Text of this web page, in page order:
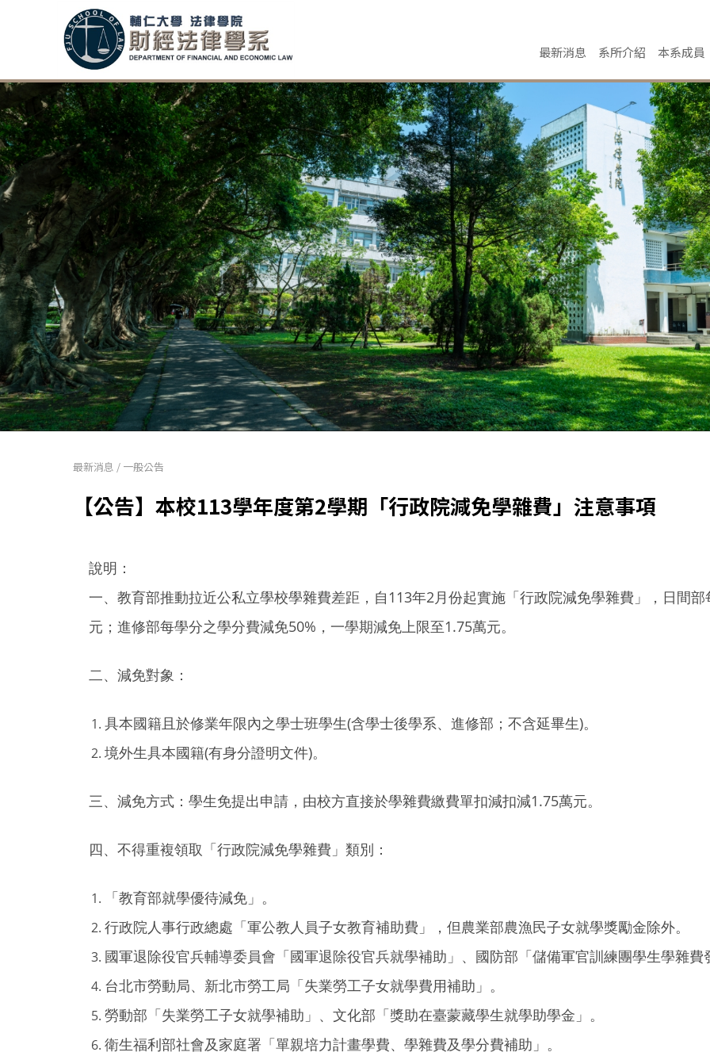
最新消息 系所介紹 本系成員
最新消息 / 一般公告
【公告】本校113學年度第2學期「行政院減免學雜費」注意事項
說明：
一、教育部推動拉近公私立學校學雜費差距，自113年2月份起實施「行政院減免學雜費」，日間
元；進修部每學分之學分費減免50%，一學期減免上限至1.75萬元。
二、減免對象：
具本國籍且於修業年限內之學士班學生(含學士後學系、進修部；不含延畢生)。
境外生具本國籍(有身分證明文件)。
三、減免方式：學生免提出申請，由校方直接於學雜費繳費單扣減扣減1.75萬元。
四、不得重複領取「行政院減免學雜費」類別：
「教育部就學優待減免」。
行政院人事行政總處「軍公教人員子女教育補助費」，但農業部農漁民子女就學獎勵金除外。
國軍退除役官兵輔導委員會「國軍退除役官兵就學補助」、國防部「儲備軍官訓練團學生學雜費
台北市勞動局、新北市勞工局「失業勞工子女就學費用補助」。
勞動部「失業勞工子女就學補助」、文化部「獎助在臺蒙藏學生就學助學金」。
衛生福利部社會及家庭署「單親培力計畫學費、學雜費及學分費補助」。